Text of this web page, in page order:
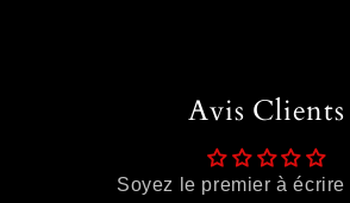
Avis Clients
Soyez le premier à écrire